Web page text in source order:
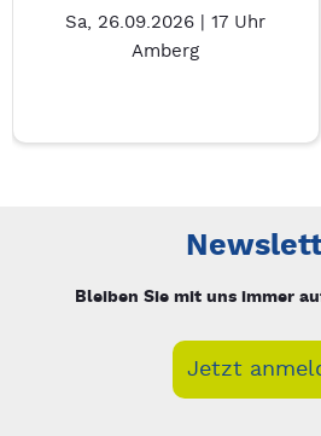
Sa, 26.09.2026 | 17 Uhr
Amberg
Bleiben Sie mit uns immer
Jetzt